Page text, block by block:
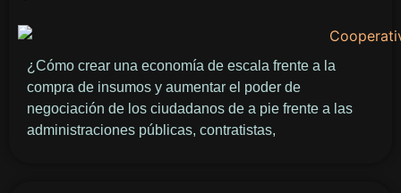
¿Cómo crear una economía de escala frente a la
compra de insumos y aumentar el poder de
negociación de los ciudadanos de a pie frente a las
administraciones públicas, contratistas,